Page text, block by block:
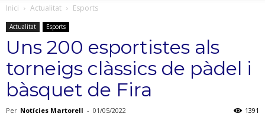
Inici Actualitat Esports
Actualitat Esports
Uns 200 esportistes als
torneigs clàssics de pàdel i
bàsquet de Fira
Per Notícies Martorell - 01/05/2022 1391